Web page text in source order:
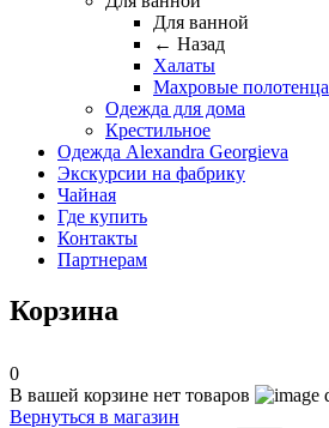
Для ванной
← Назад
Халаты
Махровые полотенца
Одежда для дома
Крестильное
Одежда Alexandra Georgieva
Экскурсии на фабрику
Чайная
Где купить
Контакты
Партнерам
Корзина
0
В вашей корзине нет товаров
Вернуться в магазин